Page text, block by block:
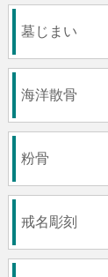
墓じまい
海洋散骨
粉骨
戒名彫刻